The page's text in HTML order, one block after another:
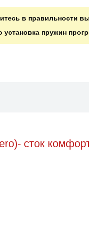
в правильности
установка пружин
сток